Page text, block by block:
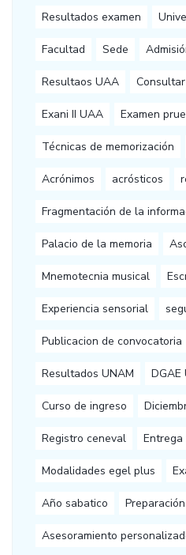
Resultados examen
Facultad Sede
Resultaos UAA
Exani II UAA Examen
Técnicas de memorización
Acrónimos acrósticos
Fragmentación de la
Palacio de la memoria
Mnemotecnia musical
Experiencia sensorial
Publicacion de convocatoria
Resultados UNAM DGAE
Curso de ingreso
Registro ceneval
Modalidades egel plus
Año sabatico
Asesoramiento